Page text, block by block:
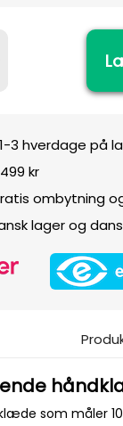
3 hverdage på
kr
ombytning
lager og
som måler